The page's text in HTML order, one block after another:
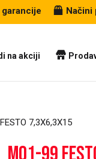
Načini
na akciji
7,3X6,3X15